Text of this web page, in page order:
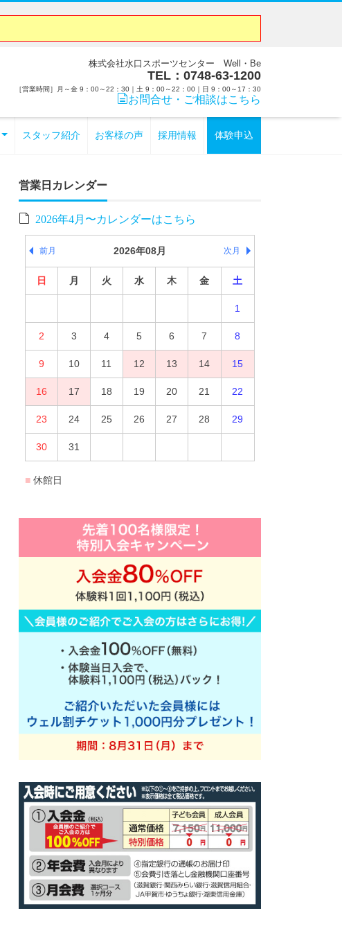
株式会社水口スポーツセンター Well・Be
TEL：0748-63-1200
［営業時間］月～金 9：00～22：30｜土 9：00～22：00｜日 9：00～17：30
お問合せ・ご相談はこちら
スタッフ紹介 お客様の声 採用情報 体験申込
営業日カレンダー
2026年4月〜カレンダーはこちら